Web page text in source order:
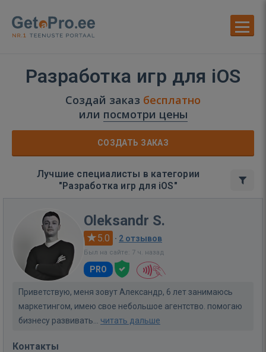
Разработка игр для iOS
Создай заказ бесплатно
или посмотри цены
СОЗДАТЬ ЗАКАЗ
Лучшие специалисты в категории
"Разработка игр для iOS"
Oleksandr S.
5.0 · 2 отзывов
Был на сайте: 7 ч. назад
PRO
Приветствую, меня зовут Александр, 6 лет занимаюсь
маркетингом, имею свое небольшое агентство. помогаю
бизнесу развивать... читать дальше
Контакты